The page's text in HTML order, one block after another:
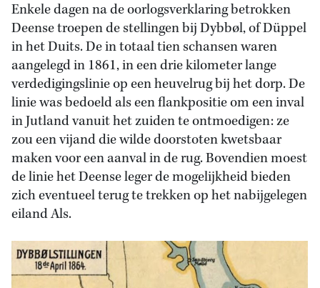
Enkele dagen na de oorlogsverklaring betrokken
Deense troepen de stellingen bij Dybbøl, of Düppel
in het Duits. De in totaal tien schansen waren
aangelegd in 1861, in een drie kilometer lange
verdedigingslinie op een heuvelrug bij het dorp. De
linie was bedoeld als een flankpositie om een inval
in Jutland vanuit het zuiden te ontmoedigen: ze
zou een vijand die wilde doorstoten kwetsbaar
maken voor een aanval in de rug. Bovendien moest
de linie het Deense leger de mogelijkheid bieden
zich eventueel terug te trekken op het nabijgelegen
eiland Als.